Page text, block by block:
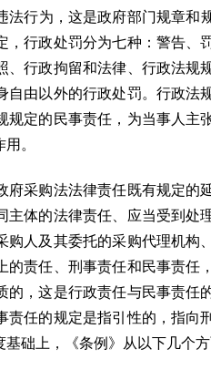
行为，这是政府部门规章和
，行政处罚分为七种：警告、
行政拘留和法律、行政法规
由以外的行政处罚。行政法
规定的民事责任，为当事人主
。
采购法法律责任既有规定的
主体的法律责任、应当受到处
购人及其委托的采购代理机构
的责任、刑事责任和民事责任
的，这是行政责任与民事责任
责任的规定是指引性的，指向
础上，《条例》从以下几个方